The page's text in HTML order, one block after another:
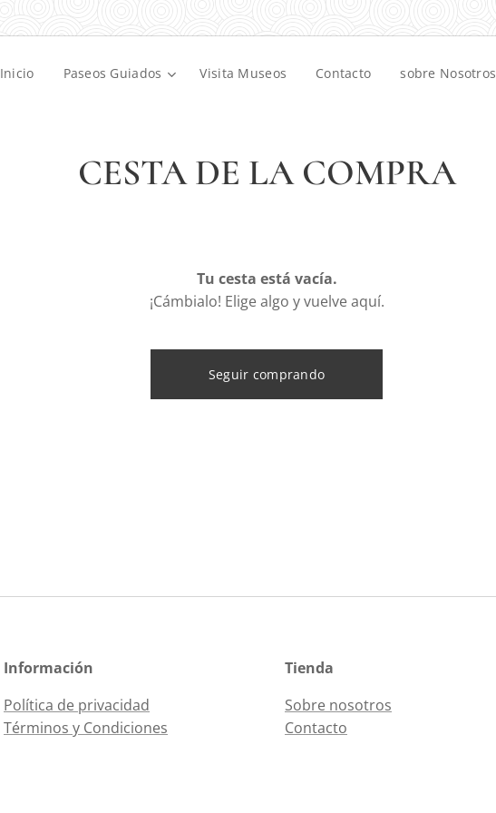
Inicio Paseos Guiados Visita Museos Contacto sobre Nosotros
CESTA DE LA COMPRA
Tu cesta está vacía.
¡Cámbialo! Elige algo y vuelve aquí.
Seguir comprando
Información
Política de privacidad
Términos y Condiciones
Tienda
Sobre nosotros
Contacto